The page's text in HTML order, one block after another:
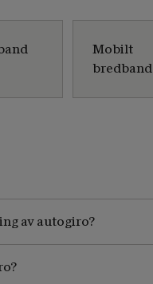
Mobilt
bredband
av autogiro?